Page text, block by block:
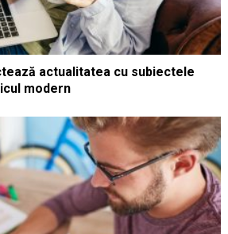
actualitatea cu subiectele
modern